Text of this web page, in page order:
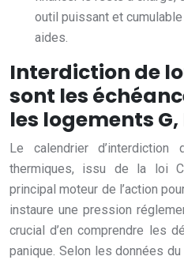
outil puissant et
aides.
Interdiction de
sont les
les logements G,
Le calendrier
thermiques, issu de la loi
principal moteur de l’action
instaure une pression
crucial d’en comprendre les
panique. Selon les données